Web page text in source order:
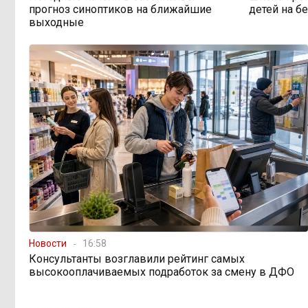
любимом озере забайкальцев
улучшили LTE-сеть
12:33, Вчера Путин подписал закон,
вдвое расширяющий основания для
выдворения мигрантов
12:32, Вчера Читинская
администрация хочет
отремонтировать кабинет за 6,8
миллиона: что скрывает смета?
«Нефтемаркет» отвечает:
региональные власти неточно
изложили ситуацию с топливным
прогноз синоптиков на ближайшие
выходные
детей на
Новости 16:58
Консультанты возглавили рейтинг самых
высокооплачиваемых подработок за смену в ДФО